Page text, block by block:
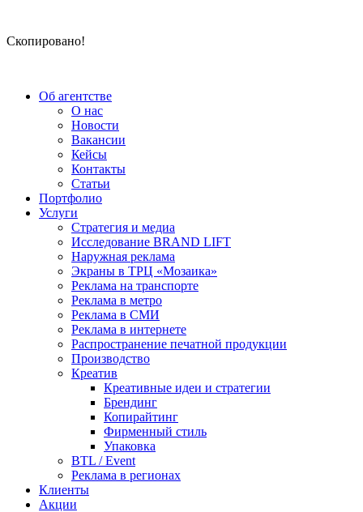
Скопировано!
Об агентстве
О нас
Новости
Вакансии
Кейсы
Контакты
Статьи
Портфолио
Услуги
Стратегия и медиа
Исследование BRAND LIFT
Наружная реклама
Экраны в ТРЦ «Мозаика»
Реклама на транспорте
Реклама в метро
Реклама в СМИ
Реклама в интернете
Распространение печатной продукции
Производство
Креатив
Креативные идеи и стратегии
Брендинг
Копирайтинг
Фирменный стиль
Упаковка
BTL / Event
Реклама в регионах
Клиенты
Акции